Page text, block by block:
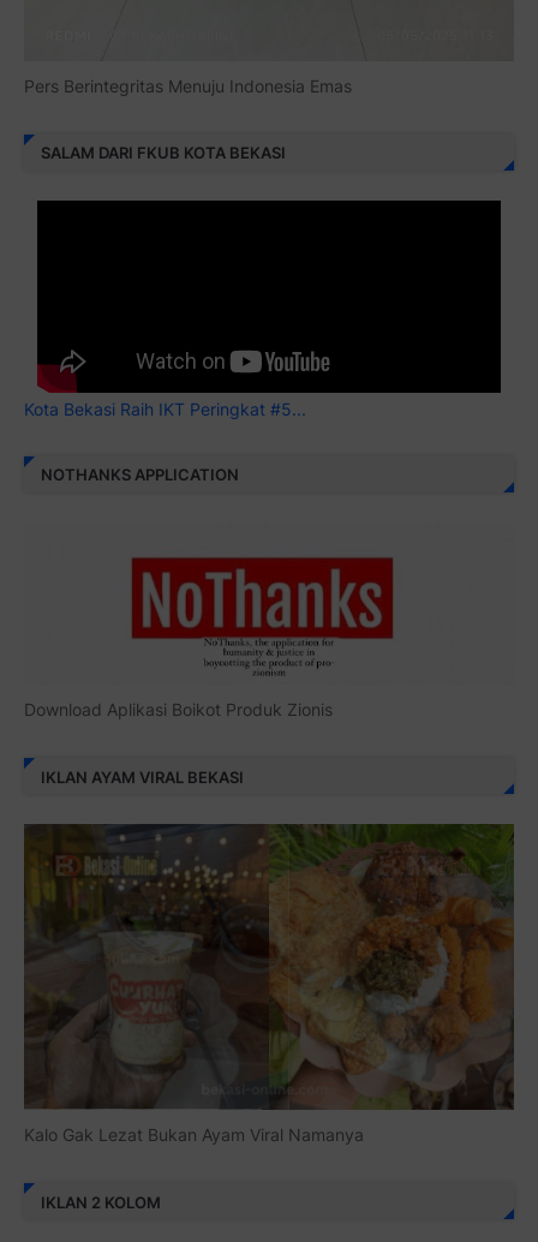
Pers Berintegritas Menuju Indonesia Emas
SALAM DARI FKUB KOTA BEKASI
Kota Bekasi Raih IKT Peringkat #5...
NOTHANKS APPLICATION
Download Aplikasi Boikot Produk Zionis
IKLAN AYAM VIRAL BEKASI
Kalo Gak Lezat Bukan Ayam Viral Namanya
IKLAN 2 KOLOM